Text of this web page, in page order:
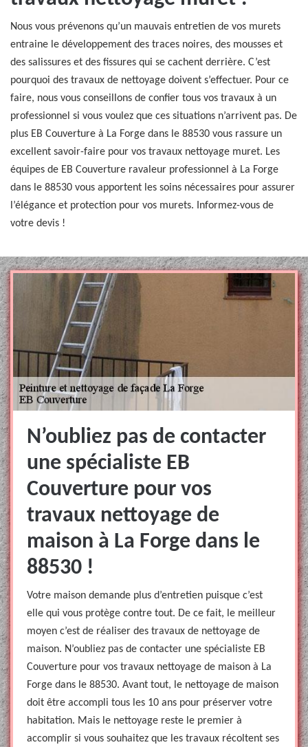
Nous vous prévenons qu’un mauvais entretien de vos murets
entraine le développement des traces noires, des mousses et
des salissures et des fissures qui se cachent derrière. C’est
pourquoi des travaux de nettoyage doivent s’effectuer. Pour ce
faire, nous vous conseillons de confier tous vos travaux à un
professionnel si vous voulez que ces situations n’arrivent pas. De
plus EB Couverture à La Forge dans le 88530 vous rassure un
excellent savoir-faire pour vos travaux nettoyage muret. Les
équipes de EB Couverture ravaleur professionnel à La Forge
dans le 88530 vous apportent les soins nécessaires pour assurer
l’élégance et protection pour vos murets. Informez-vous de
votre devis !
N’oubliez pas de contacter
une spécialiste EB
Couverture pour vos
travaux nettoyage de
maison à La Forge dans le
88530 !
Votre maison demande plus d’entretien puisque c’est
elle qui vous protège contre tout. De ce fait, le meilleur
moyen c’est de réaliser des travaux de nettoyage de
maison. N’oubliez pas de contacter une spécialiste EB
Couverture pour vos travaux nettoyage de maison à La
Forge dans le 88530. Avant tout, le nettoyage de maison
doit être accompli tous les 10 ans pour préserver votre
habitation. Mais le nettoyage reste le premier à
accomplir si vous souhaitez que les travaux récoltent ses